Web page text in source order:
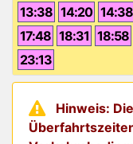
13:38 14:20 14:38
17:48 18:31 18:58
23:13
Hinweis: